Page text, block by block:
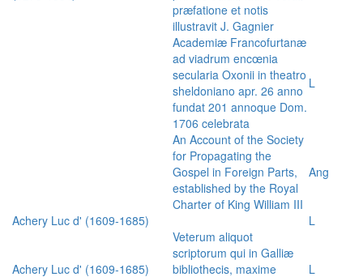
præfatione et notis
illustravit J. Gagnier
Academiæ Francofurtanæ
ad viadrum encœnia
secularia Oxonii in theatro
sheldoniano apr. 26 anno
fundat 201 annoque Dom.
1706 celebrata
L
An Account of the Society
for Propagating the
Gospel in Foreign Parts,
established by the Royal
Charter of King William III
Ang
Achery Luc d' (1609-1685) L
Achery Luc d' (1609-1685)
Veterum aliquot
scriptorum qui in Galliæ
bibliothecis, maxime
L